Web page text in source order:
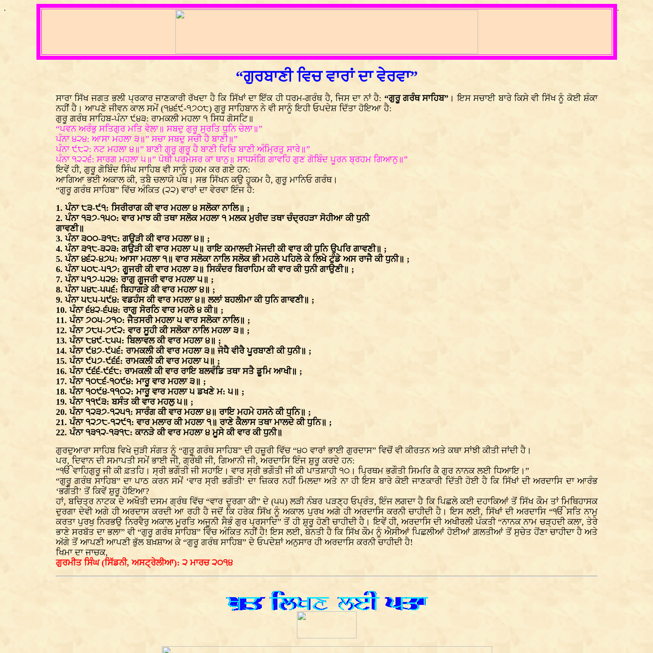
.
“ਗੁਰਬਾਣੀ ਵਿਚ ਵਾਰਾਂ ਦਾ ਵੇਰਵਾ”
ਸਾਰਾ ਸਿੱਖ ਜਗਤ ਭਲੀ ਪ੍ਰਕਾਰ ਜਾਣਕਾਰੀ ਰੱਖਦਾ ਹੈ ਕਿ ਸਿੱਖਾਂ ਦਾ ਇੱਕ ਹੀ ਧਰਮ-ਗਰੰਥ ਹੈ, ਜਿਸ ਦਾ ਨਾਂ ਹੈ: “ਗੁਰੂ ਗਰੰਥ ਸਾਹਿਬ” । ਇਸ ਸਚਾਈ ਬਾਰੇ ਕਿਸੇ ਵੀ ਸਿੱਖ ਨੂੰ ਕੋਈ ਸ਼ੰਕਾ
ਨਹੀਂ ਹੈ। ਆਪਣੇ ਜੀਵਨ ਕਾਲ ਸਮੇਂ (੧੪੬੯-੧੭੦੮) ਗੁਰੂ ਸਾਹਿਬਾਨ ਨੇ ਵੀ ਸਾਨੂੰ ਇਹੀ ਓਪਦੇਸ਼ ਦਿੱਤਾ ਹੋਇਆ ਹੈ:
ਗੁਰੂ ਗਰੰਥ ਸਾਹਿਬ-ਪੰਨਾ ੯੪੩: ਰਾਮਕਲੀ ਮਹਲਾ ੧ ਸਿਧ ਗੋਸਟਿ॥
“ਪਵਨ ਅਰੰਭੁ ਸਤਿਗੁਰ ਮਤਿ ਵੇਲਾ॥ ਸਬਦੁ ਗੁਰੂ ਸੁਰਤਿ ਧੁਨਿ ਚੇਲਾ॥”
ਪੰਨਾ ੪੨੪: ਆਸਾ ਮਹਲਾ ੩॥” ਸਚਾ ਸਬਦੁ ਸਚੀ ਹੈ ਬਾਣੀ॥”
ਪੰਨਾ ੯੮੨: ਨਟ ਮਹਲਾ ੪॥” ਬਾਣੀ ਗੁਰੂ ਗੁਰੂ ਹੈ ਬਾਣੀ ਵਿਚਿ ਬਾਣੀ ਅੰਮ੍ਰਿਤੁ ਸਾਰੇ॥”
ਪੰਨਾ ੧੨੨੬: ਸਾਰਗ ਮਹਲਾ ੫॥” ਪੋਥੀ ਪਰਮੇਸਰ ਕਾ ਥਾਨੁ॥ ਸਾਧਸੰਗਿ ਗਾਵਹਿ ਗੁਣ ਗੋਬਿੰਦ ਪੂਰਨ ਬ੍ਰਹਮ ਗਿਆਨੁ॥”
ਇਵੇਂ ਹੀ, ਗੁਰੂ ਗੋਬਿੰਦ ਸਿੰਘ ਸਾਹਿਬ ਵੀ ਸਾਨੂੰ ਹੁਕਮ ਕਰ ਗਏ ਹਨ:
ਆਗਿਆ ਭਈ ਅਕਾਲ ਕੀ, ਤਬੈ ਚਲਾਯੋ ਪੰਥ। ਸਭ ਸਿੱਖਨ ਕਉ ਹੁਕਮ ਹੈ, ਗੁਰੂ ਮਾਨਿਓ ਗਰੰਥ।
“ਗੁਰੂ ਗਰੰਥ ਸਾਹਿਬ” ਵਿੱਚ ਅੰਕਿਤ (੨੨) ਵਾਰਾਂ ਦਾ ਵੇਰਵਾ ਇੰਜ ਹੈ:
1. ਪੰਨਾ ੮੩-੯੧: ਸਿਰੀਰਾਗ ਕੀ ਵਾਰ ਮਹਲਾ ੪ ਸਲੋਕਾ ਨਾਲਿ॥ ;
2. ਪੰਨਾ ੧੩੭-੧੫੦: ਵਾਰ ਮਾਝ ਕੀ ਤਥਾ ਸਲੋਕ ਮਹਲਾ ੧ ਮਲਕ ਮੁਰੀਦ ਤਥਾ ਚੰਦ੍ਰਹੜਾ ਸੋਹੀਆ ਕੀ ਧੁਨੀ
ਗਾਵਣੀ॥
3. ਪੰਨਾ ੩੦੦-੩੧੮: ਗਉੜੀ ਕੀ ਵਾਰ ਮਹਲਾ ੪॥ ;
4. ਪੰਨਾ ੩੧੮-੩੨੩: ਗਉੜੀ ਕੀ ਵਾਰ ਮਹਲਾ ੫॥ ਰਾਇ ਕਮਾਲਦੀ ਮੋਜਦੀ ਕੀ ਵਾਰ ਕੀ ਧੁਨਿ ਉਪਰਿ ਗਾਵਣੀ॥ ;
5. ਪੰਨਾ ੪੬੨-੪੭੫: ਆਸਾ ਮਹਲਾ ੧॥ ਵਾਰ ਸਲੋਕਾ ਨਾਲਿ ਸਲੋਕ ਭੀ ਮਹਲੇ ਪਹਿਲੇ ਕੇ ਲਿਖੇ ਟੁੰਡੇ ਅਸ ਰਾਜੈ ਕੀ ਧੁਨੀ॥ ;
6. ਪੰਨਾ ੫੦੮-੫੧੭: ਗੂਜਰੀ ਕੀ ਵਾਰ ਮਹਲਾ ੩॥ ਸਿਕੰਦਰ ਬਿਰਾਹਿਮ ਕੀ ਵਾਰ ਕੀ ਧੁਨੀ ਗਾਉਣੀ॥ ;
7. ਪੰਨਾ ੫੧੭-੫੨੪: ਰਾਗੁ ਗੂਜਰੀ ਵਾਰ ਮਹਲਾ ੫॥ ;
8. ਪੰਨਾ ੫੪੮-੫੫੬: ਬਿਹਾਗੜੇ ਕੀ ਵਾਰ ਮਹਲਾ ੪॥ ;
9. ਪੰਨਾ ੫੮੫-੫੯੪: ਵਡਹੰਸ ਕੀ ਵਾਰ ਮਹਲਾ ੪॥ ਲਲਾਂ ਬਹਲੀਮਾ ਕੀ ਧੁਨਿ ਗਾਵਣੀ॥ ;
10. ਪੰਨਾ ੬੪੨-੬੫੪: ਰਾਗੁ ਸੋਰਠਿ ਵਾਰ ਮਹਲੇ ੪ ਕੀ॥ ;
11. ਪੰਨਾ ੭੦੫-੭੧੦: ਜੈਤਸਰੀ ਮਹਲਾ ੫ ਵਾਰ ਸਲੋਕਾ ਨਾਲਿ॥ ;
12. ਪੰਨਾ ੭੮੫-੭੯੨: ਵਾਰ ਸੂਹੀ ਕੀ ਸਲੋਕਾ ਨਾਲਿ ਮਹਲਾ ੩॥ ;
13. ਪੰਨਾ ੮੪੯-੮੫੫: ਬਿਲਾਵਲ ਕੀ ਵਾਰ ਮਹਲਾ ੪॥ ;
14. ਪੰਨਾ ੯੪੭-੯੫੬: ਰਾਮਕਲੀ ਕੀ ਵਾਰ ਮਹਲਾ ੩॥ ਜੋਧੈ ਵੀਰੈ ਪੂਰਬਾਣੀ ਕੀ ਧੁਨੀ॥ ;
15. ਪੰਨਾ ੯੫੭-੯੬੬: ਰਾਮਕਲੀ ਕੀ ਵਾਰ ਮਹਲਾ ੫॥ ;
16. ਪੰਨਾ ੯੬੬-੯੬੮: ਰਾਮਕਲੀ ਕੀ ਵਾਰ ਰਾਇ ਬਲਵੰਡਿ ਤਥਾ ਸਤੈ ਡੂਮਿ ਆਖੀ॥ ;
17. ਪੰਨਾ ੧੦੮੬-੧੦੯੪: ਮਾਰੂ ਵਾਰ ਮਹਲਾ ੩॥ ;
18. ਪੰਨਾ ੧੦੯੪-੧੧੦੨: ਮਾਰੂ ਵਾਰ ਮਹਲਾ ੫ ਡਖਣੇ ਮ: ੫॥ ;
19. ਪੰਨਾ ੧੧੯੩: ਬਸੰਤ ਕੀ ਵਾਰ ਮਹਲੁ ੫॥ ;
20. ਪੰਨਾ ੧੨੩੭-੧੨੫੧: ਸਾਰੰਗ ਕੀ ਵਾਰ ਮਹਲਾ ੪॥ ਰਾਇ ਮਹਮੇ ਹਸਨੇ ਕੀ ਧੁਨਿ॥ ;
21. ਪੰਨਾ ੧੨੭੮-੧੨੯੧: ਵਾਰ ਮਲਾਰ ਕੀ ਮਹਲਾ ੧॥ ਰਾਣੇ ਕੈਲਾਸ ਤਥਾ ਮਾਲਦੇ ਕੀ ਧੁਨਿ॥ ;
22. ਪੰਨਾ ੧੩੧੨-੧੩੧੮: ਕਾਨੜੇ ਕੀ ਵਾਰ ਮਹਲਾ ੪ ਮੂਸੇ ਕੀ ਵਾਰ ਕੀ ਧੁਨੀ॥
ਗੁਰਦੁਆਰਾ ਸਾਹਿਬ ਵਿਖੇ ਜੁੜੀ ਸੰਗਤ ਨੂੰ “ਗੁਰੂ ਗਰੰਥ ਸਾਹਿਬ” ਦੀ ਹਜ਼ੂਰੀ ਵਿੱਚ “੪੦ ਵਾਰਾਂ ਭਾਈ ਗੁਰਦਾਸ” ਵਿਚੋਂ ਵੀ ਕੀਰਤਨ ਅਤੇ ਕਥਾ ਸਾਂਝੀ ਕੀਤੀ ਜਾਂਦੀ ਹੈ।
ਪਰ, ਦਿਵਾਨ ਦੀ ਸਮਾਪਤੀ ਸਮੇਂ ਭਾਈ ਜੀ, ਗ੍ਰੰਥੀ ਜੀ, ਗਿਆਨੀ ਜੀ, ਅਰਦਾਸਿ ਇੰਜ ਸ਼ੁਰੂ ਕਰਦੇ ਹਨ:
“ੴ ਵਾਹਿਗੁਰੂ ਜੀ ਕੀ ਫ਼ਤਹਿ। ਸ੍ਰੀ ਭਗੌਤੀ ਜੀ ਸਹਾਇ। ਵਾਰ ਸ੍ਰੀ ਭਗੌਤੀ ਜੀ ਕੀ ਪਾਤਸ਼ਾਹੀ ੧੦। ਪ੍ਰਿਥਮ ਭਗੌਤੀ ਸਿਮਰਿ ਕੈ ਗੁਰ ਨਾਨਕ ਲਈ ਧਿਆਇ।”
“ਗੁਰੂ ਗਰੰਥ ਸਾਹਿਬ” ਦਾ ਪਾਠ ਕਰਨ ਸਮੇਂ ‘ਵਾਰ ਸ੍ਰੀ ਭਗੌਤੀ’ ਦਾ ਜ਼ਿਕਰ ਨਹੀਂ ਮਿਲਦਾ ਅਤੇ ਨਾ ਹੀ ਇਸ ਬਾਰੇ ਕੋਈ ਜਾਣਕਾਰੀ ਦਿੱਤੀ ਹੋਈ ਹੈ ਕਿ ਸਿੱਖਾਂ ਦੀ ਅਰਦਾਸਿ ਦਾ ਆਰੰਭ
‘ਭਗੌਤੀ’ ਤੋਂ ਕਿਵੇਂ ਸ਼ੁਰੂ ਹੋਇਆ?
ਹਾਂ, ਬਚਿਤ੍ਰ ਨਾਟਕ ਦੇ ਅਖੌਤੀ ਦਸਮ ਗ੍ਰੰਥ ਵਿੱਚ “ਵਾਰ ਦੁਰਗਾ ਕੀ” ਦੇ (੫੫) ਲੜੀ ਨੰਬਰ ਪੜਣ੍ਹ ਓਪ੍ਰੰਤ, ਇੰਜ ਲਗਦਾ ਹੈ ਕਿ ਪਿਛਲੇ ਕਈ ਦਹਾਕਿਆਂ ਤੋਂ ਸਿੱਖ ਕੌਮ ਤਾਂ ਮਿਥਿਹਾਸਕ
ਦੁਰਗਾ ਦੇਵੀ ਅਗੇ ਹੀ ਅਰਦਾਸ ਕਰਦੀ ਆ ਰਹੀ ਹੈ ਜਦੋਂ ਕਿ ਹਰੇਕ ਸਿੱਖ ਨੂੰ ਅਕਾਲ ਪੁਰਖ ਅਗੇ ਹੀ ਅਰਦਾਸਿ ਕਰਨੀ ਚਾਹੀਦੀ ਹੈ। ਇਸ ਲਈ, ਸਿੱਖਾਂ ਦੀ ਅਰਦਾਸਿ “ੴ ਸਤਿ ਨਾਮੁ
ਕਰਤਾ ਪੁਰਖੁ ਨਿਰਭਉ ਨਿਰਵੈਰੁ ਅਕਾਲ ਮੂਰਤਿ ਅਜੂਨੀ ਸੈਭੰ ਗੁਰ ਪ੍ਰਸਾਦਿ” ਤੋਂ ਹੀ ਸ਼ੁਰੂ ਹੋਣੀ ਚਾਹੀਦੀ ਹੈ। ਇਵੇਂ ਹੀ, ਅਰਦਾਸਿ ਦੀ ਅਖੀਰਲੀ ਪੰਕਤੀ “ਨਾਨਕ ਨਾਮ ਚੜ੍ਹਦੀ ਕਲਾ, ਤੇਰੇ
ਭਾਣੇ ਸਰਬੱਤ ਦਾ ਭਲਾ” ਵੀ “ਗੁਰੂ ਗਰੰਥ ਸਾਹਿਬ” ਵਿੱਚ ਅੰਕਿਤ ਨਹੀਂ ਹੈ! ਇਸ ਲਈ, ਬੇਨਤੀ ਹੈ ਕਿ ਸਿੱਖ ਕੌਮ ਨੂੰ ਐਸੀਆਂ ਪਿਛਲੀਆਂ ਹੋਈਆਂ ਗ਼ਲਤੀਆਂ ਤੋਂ ਸੁਚੇਤ ਹੋਂਣਾ ਚਾਹੀਦਾ ਹੈ ਅਤੇ
ਅੱਗੇ ਤੋਂ ਆਪਣੀ ਆਪਣੀ ਭੁੱਲ ਬਖ਼ਸ਼ਾਅ ਕੇ “ਗੁਰੂ ਗਰੰਥ ਸਾਹਿਬ” ਦੇ ਓਪਦੇਸ਼ਾਂ ਅਨੁਸਾਰ ਹੀ ਅਰਦਾਸਿ ਕਰਨੀ ਚਾਹੀਦੀ ਹੈ!
ਖਿਮਾ ਦਾ ਜਾਚਕ,
ਗੁਰਮੀਤ ਸਿੰਘ (ਸਿੱਡਨੀ, ਅਸਟ੍ਰੇਲੀਆ): ੨ ਮਾਰਚ ੨੦੧੪
.